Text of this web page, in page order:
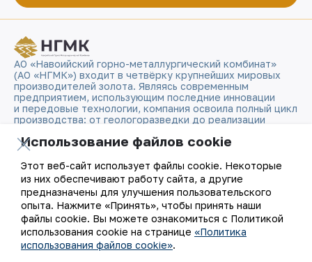
АО «Навоийский горно-металлургический комбинат»
(АО «НГМК») входит в четвёрку крупнейших мировых
производителей золота. Являясь современным
предприятием, использующим последние инновации
и передовые технологии, компания освоила полный цикл
производства: от геологоразведки до реализации
со знаком пробы «999,9» стали узнаваемым брендом
Узбекистана на мировых биржах цветных металлов.
О компании
Наша деятельность
Устойчивое развитие
Контакты
Карта сайта
Условия использования
Использование файлов cookie
Этот веб-сайт использует файлы cookie. Некоторые
из них обеспечивают работу сайта, а другие
предназначены для улучшения пользовательского
опыта. Нажмите «Принять», чтобы принять наши
файлы cookie. Вы можете ознакомиться с Политикой
использования cookie на странице «Политика
использования файлов cookie».